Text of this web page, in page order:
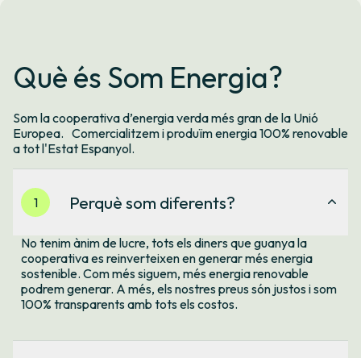
Què és Som Energia?
Som la cooperativa d’energia verda més gran de la Unió
Europea. Comercialitzem i produïm energia 100% renovable
a tot l'Estat Espanyol.
1 Perquè som diferents?
No tenim ànim de lucre, tots els diners que guanya la
cooperativa es reinverteixen en generar més energia
sostenible. Com més siguem, més energia renovable
podrem generar. A més, els nostres preus són justos i som
100% transparents amb tots els costos.